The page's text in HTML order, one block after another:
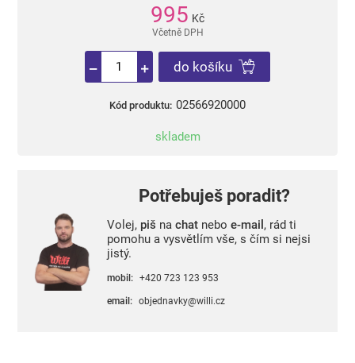
995 Kč
Včetně DPH
do košíku
Kód produktu: 02566920000
skladem
Potřebuješ poradit?
Volej, piš na chatnebo e-mail , rád ti
pomohu a vysvětlím vše, s čím si nejsi
jistý.
mobil: +420 723 123 953
email: objednavky@willi.cz